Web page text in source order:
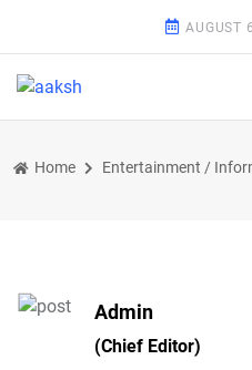
AUGUST
Home Entertainment /
Admin
(Chief Editor)